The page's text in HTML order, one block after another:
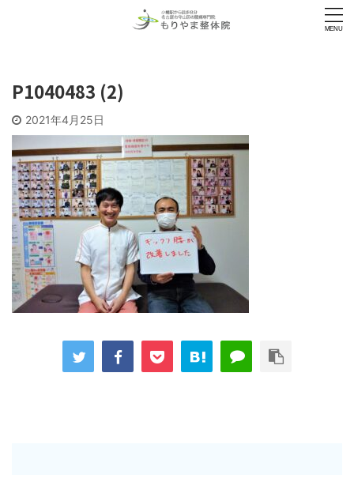
P1040483 (2)
2021年4月25日